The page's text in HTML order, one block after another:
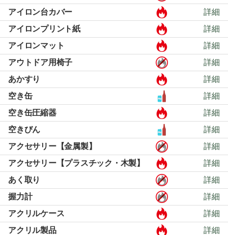
アイロン台カバー
詳細
アイロンプリント紙
詳細
アイロンマット
詳細
アウトドア用椅子
詳細
あかすり
詳細
空き缶
詳細
空き缶圧縮器
詳細
空きびん
詳細
アクセサリー【金属製】
詳細
アクセサリー【プラスチック・木製】
詳細
あく取り
詳細
握力計
詳細
アクリルケース
詳細
アクリル製品
詳細